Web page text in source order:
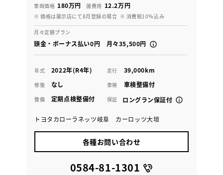
車両価格 180万円 諸費用 12.2万円
※ 価格は展示店にて8月登録の場合 ※ 消費税10％込み
月々定額プラン
頭金・ボーナス払い0円 月々35,500円
年式 2022年(R4年) 走行 39,000km
修復 なし 車検 車検整備付
整備 定期点検整備付 保証 ロングラン保証付
トヨタカローラネッツ岐阜 カーロッツ大垣
各種お問い合わせ
0584-81-1301